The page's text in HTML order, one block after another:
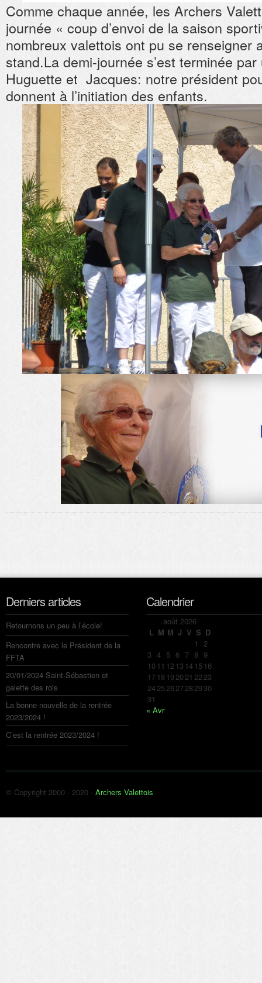
Comme chaque année, les Archers
journée « coup d’envoi de la saison
nombreux valettois ont pu se renseigner
stand.La demi-journée s’est terminée
Huguette et Jacques: notre président
donnent à l’initiation des enfants.
Derniers articles
Retournons un peu à l’école!
Rencontre avec le Président de la
FFTA
20/01/2024 Saint-Sébastien et
galette des rois
La bonne nouvelle de la rentrée
2023/2024 !
C’est la rentrée 2023/2024 !
Calendrier
août 2026
L M M J V S D
1 2
3 4 5 6 7 8 9
10 11 12 13 14 15 16
17 18 192021 2223
24252627282930
31
« Avr
© Copyright 2000 - 2020 - Archers Valettois